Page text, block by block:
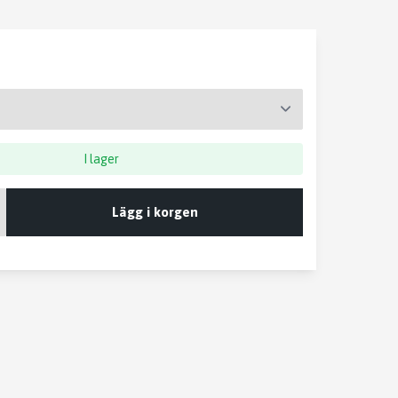
I lager
Lägg i korgen